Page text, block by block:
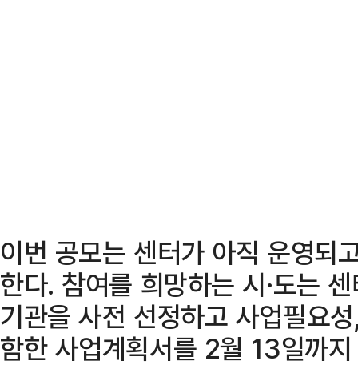
이번 공모는 센터가 아직 운영되
한다. 참여를 희망하는 시·도는
기관을 사전 선정하고 사업필요
함한 사업계획서를 2월 13일까